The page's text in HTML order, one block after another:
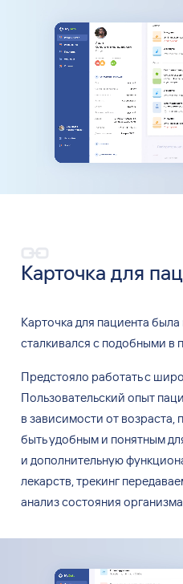
Карточка для
Карточка для пациента
сталкивался с подобными в
Предстояло работать с
Пользовательский опыт
в зависимости от возраста,
быть удобным и понятным
и дополнительную
лекарств, трекинг
анализ состояния